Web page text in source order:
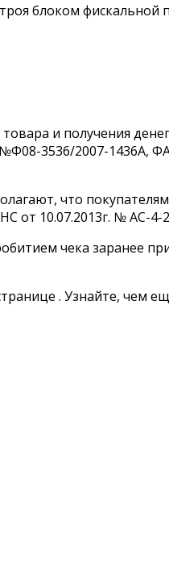
блоком фискальной
и получения
3536/2007-1436А,
что
от 10.07.2013г. № АС-4-
чека заранее
. Узнайте, чем